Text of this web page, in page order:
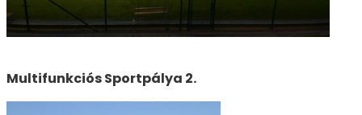
Multifunkciós Sportpálya 2.